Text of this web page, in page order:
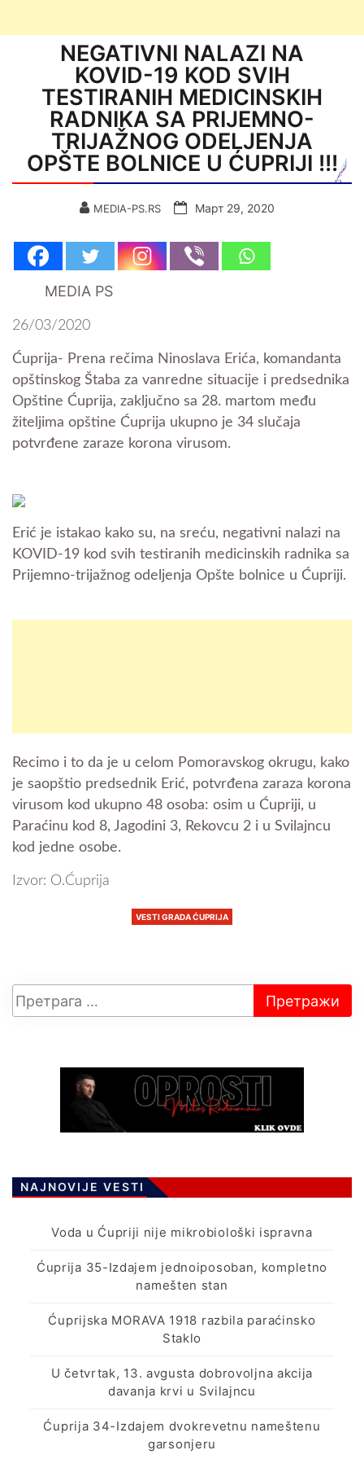
NEGATIVNI NALAZI NA
KOVID-19 KOD SVIH
TESTIRANIH MEDICINSKIH
RADNIKA SA PRIJEMNO-
TRIJAŽNOG ODELJENJA
OPŠTE BOLNICE U ĆUPRIJI !!!
MEDIA-PS.RS Март 29, 2020
MEDIA PS
26/03/2020
Ćuprija- Prena rečima Ninoslava Erića, komandanta
opštinskog Štaba za vanredne situacije i predsednika
Opštine Ćuprija, zaključno sa 28. martom među
žiteljima opštine Ćuprija ukupno je 34 slučaja
potvrđene zaraze korona virusom.
Erić je istakao kako su, na sreću, negativni nalazi na
KOVID-19 kod svih testiranih medicinskih radnika sa
Prijemno-trijažnog odeljenja Opšte bolnice u Ćupriji.
Recimo i to da je u celom Pomoravskog okrugu, kako
je saopštio predsednik Erić, potvrđena zaraza korona
virusom kod ukupno 48 osoba: osim u Ćupriji, u
Paraćinu kod 8, Jagodini 3, Rekovcu 2 i u Svilajncu
kod jedne osobe.
Izvor: O.Ćuprija
VESTI GRADA ĆUPRIJA
NAJNOVIJE VESTI
Voda u Ćupriji nije mikrobiološki ispravna
Ćuprija 35-Izdajem jednoiposoban, kompletno
namešten stan
Ćuprijska MORAVA 1918 razbila paraćinsko
Staklo
U četvrtak, 13. avgusta dobrovoljna akcija
davanja krvi u Svilajncu
Ćuprija 34-Izdajem dvokrevetnu nameštenu
garsonjeru